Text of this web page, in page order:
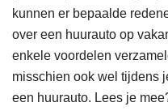
kunnen er bepaalde
over een huurauto op
enkele voordelen
misschien ook wel tijdens
een huurauto. Lees je